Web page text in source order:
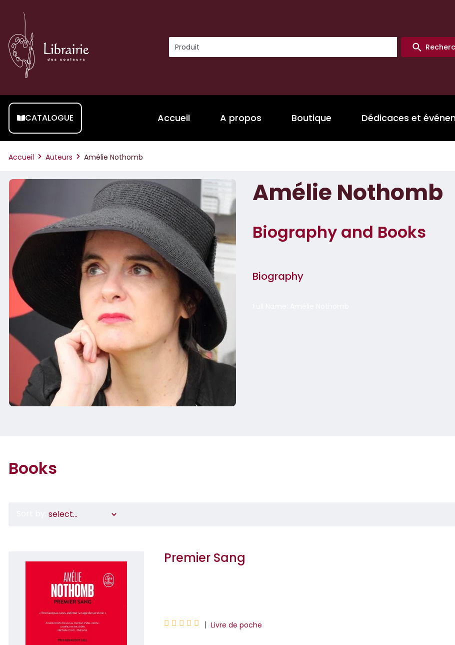
CATALOGUE Accueil A propos Boutique Dédicaces et
Accueil Auteurs Amélie Nothomb
Amélie Nothomb
Biography and Books
Biography
Books
Premier Sang
     | Livre de poche